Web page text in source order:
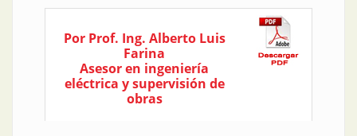
Por Prof. Ing. Alberto Luis
Farina
Asesor en ingeniería
eléctrica y supervisión de
obras